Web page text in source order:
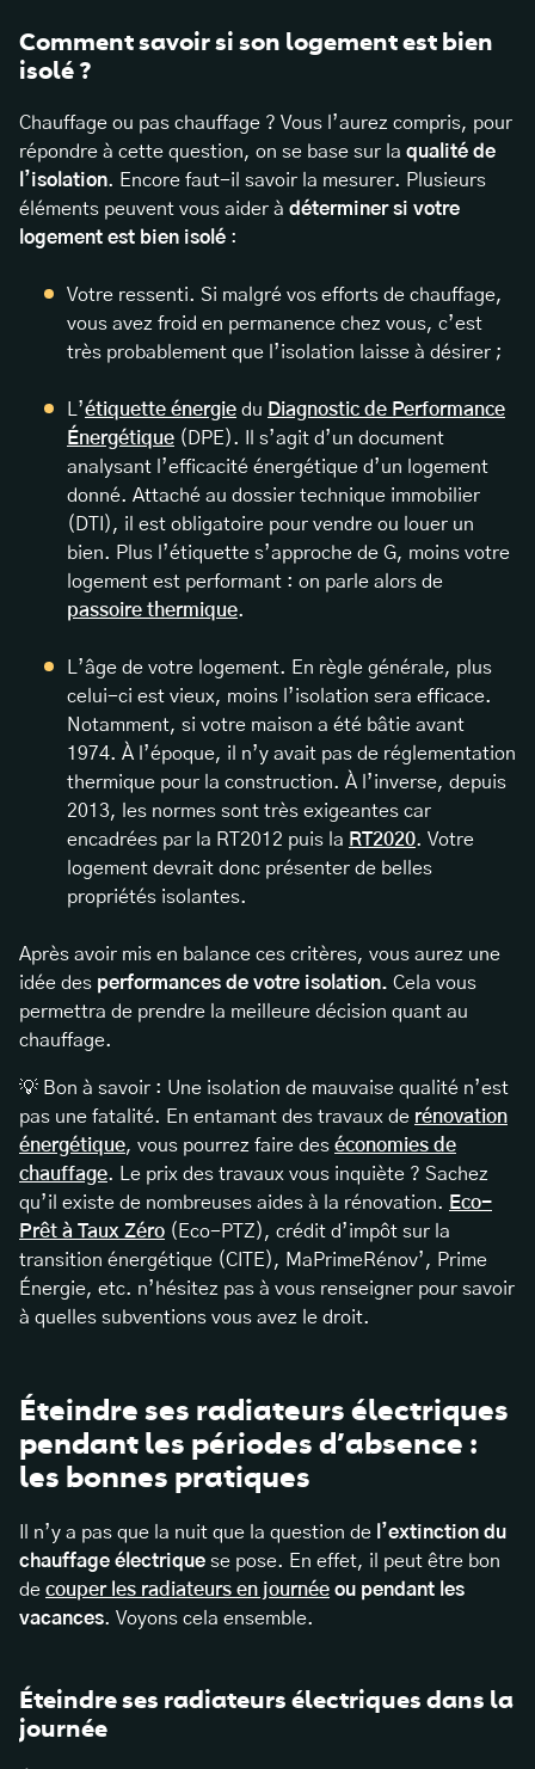
Comment savoir si son logement est bien
isolé ?
Chauffage ou pas chauffage ? Vous l’aurez compris, pour
répondre à cette question, on se base sur la qualité de
l’isolation. Encore faut-il savoir la mesurer. Plusieurs
éléments peuvent vous aider à déterminer si votre
logement est bien isolé :
Votre ressenti. Si malgré vos efforts de chauffage,
vous avez froid en permanence chez vous, c’est
très probablement que l’isolation laisse à désirer ;
L’étiquette énergie du Diagnostic de Performance
Énergétique (DPE). Il s’agit d’un document
analysant l’efficacité énergétique d’un logement
donné. Attaché au dossier technique immobilier
(DTI), il est obligatoire pour vendre ou louer un
bien. Plus l’étiquette s’approche de G, moins votre
logement est performant : on parle alors de
passoire thermique.
L’âge de votre logement. En règle générale, plus
celui-ci est vieux, moins l’isolation sera efficace.
Notamment, si votre maison a été bâtie avant
1974. À l’époque, il n’y avait pas de réglementation
thermique pour la construction. À l’inverse, depuis
2013, les normes sont très exigeantes car
encadrées par la RT2012 puis la RT2020. Votre
logement devrait donc présenter de belles
propriétés isolantes.
Après avoir mis en balance ces critères, vous aurez une
idée des performances de votre isolation. Cela vous
permettra de prendre la meilleure décision quant au
chauffage.
💡 Bon à savoir : Une isolation de mauvaise qualité n’est
pas une fatalité. En entamant des travaux de rénovation
énergétique, vous pourrez faire des économies de
chauffage. Le prix des travaux vous inquiète ? Sachez
qu’il existe de nombreuses aides à la rénovation. Eco-
Prêt à Taux Zéro (Eco-PTZ), crédit d’impôt sur la
transition énergétique (CITE), MaPrimeRénov’, Prime
Énergie, etc. n’hésitez pas à vous renseigner pour savoir
à quelles subventions vous avez le droit.
Éteindre ses radiateurs électriques
pendant les périodes d’absence :
les bonnes pratiques
Il n’y a pas que la nuit que la question de l’extinction du
chauffage électrique se pose. En effet, il peut être bon
de couper les radiateurs en journée ou pendant les
vacances. Voyons cela ensemble.
Éteindre ses radiateurs électriques dans la
journée